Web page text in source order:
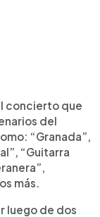
concierto que
del
“Granada”,
“Guitarra
más.
luego de dos